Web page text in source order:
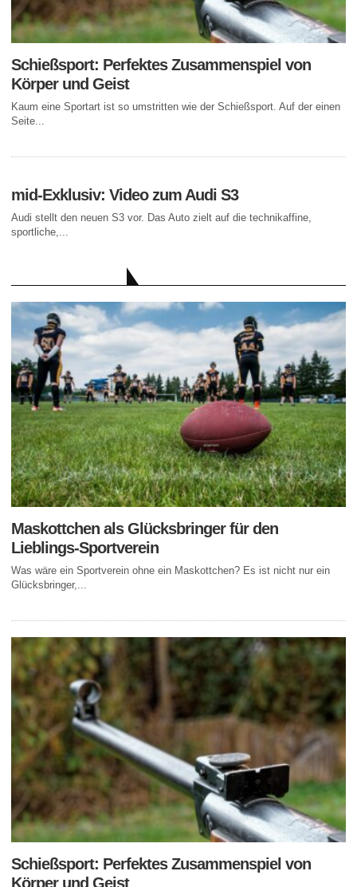
Schießsport: Perfektes Zusammenspiel von
Körper und Geist
Kaum eine Sportart ist so umstritten wie der Schießsport. Auf der einen
Seite...
mid-Exklusiv: Video zum Audi S3
Audi stellt den neuen S3 vor. Das Auto zielt auf die technikaffine,
sportliche,...
Maskottchen als Glücksbringer für den
Lieblings-Sportverein
Was wäre ein Sportverein ohne ein Maskottchen? Es ist nicht nur ein
Glücksbringer,...
Schießsport: Perfektes Zusammenspiel von
Körper und Geist